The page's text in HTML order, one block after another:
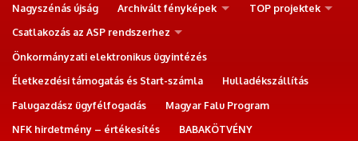
Nagyszénás újság
Archivált fényképek
TOP projektek
Csatlakozás az ASP rendszerhez
Önkormányzati elektronikus ügyintézés
Életkezdési támogatás és Start-számla
Hulladékszállítás
Falugazdász ügyfélfogadás
Magyar Falu Program
NFK hirdetmény – értékesítés
BABAKÖTVÉNY